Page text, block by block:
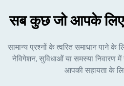
सब कुछ जो आपके लिए
सामान्य प्रश्नों के त्वरित समाधान पाने
नेविगेशन, सुविधाओं या समस्या निवारण
आपकी सहायता के